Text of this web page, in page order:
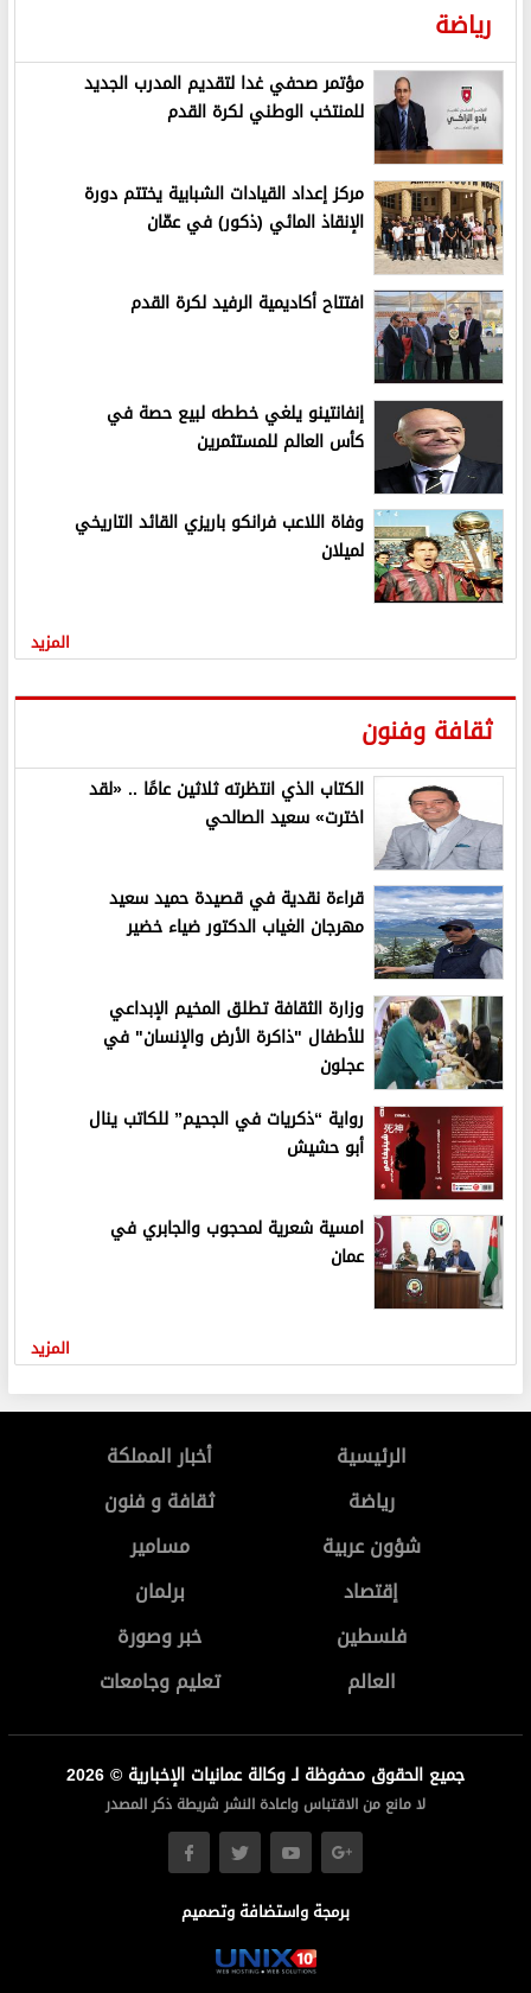
رياضة
مؤتمر صحفي غدا لتقديم المدرب الجديد
للمنتخب الوطني لكرة القدم
مركز إعداد القيادات الشبابية يختتم دورة
الإنقاذ المائي (ذكور) في عمّان
افتتاح أكاديمية الرفيد لكرة القدم
إنفانتينو يلغي خططه لبيع حصة في
كأس العالم للمستثمرين
وفاة اللاعب فرانكو باريزي القائد التاريخي
لميلان
المزيد
ثقافة وفنون
الكتاب الذي انتظرته ثلاثين عامًا .. «لقد
اخترت» سعيد الصالحي
قراءة نقدية في قصيدة حميد سعيد
مهرجان الغياب الدكتور ضياء خضير
وزارة الثقافة تطلق المخيم الإبداعي
للأطفال "ذاكرة الأرض والإنسان" في
عجلون
رواية “ذكريات في الجحيم” للكاتب ينال
أبو حشيش
امسية شعرية لمحجوب والجابري في
عمان
المزيد
الرئيسية
أخبار المملكة
رياضة
ثقافة و فنون
شؤون عربية
مسامير
إقتصاد
برلمان
فلسطين
خبر وصورة
العالم
تعليم وجامعات
جميع الحقوق محفوظة لـ وكالة عمانيات الإخبارية © 2026
لا مانع من الاقتباس واعادة النشر شريطة ذكر المصدر
برمجة واستضافة وتصميم